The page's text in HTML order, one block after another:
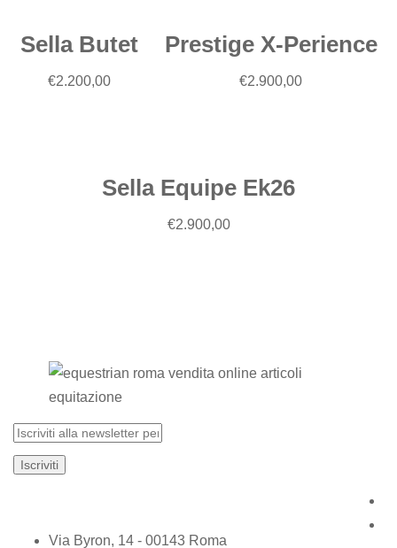
Sella Butet
€2.200,00
Prestige X-Perience
€2.900,00
Sella Equipe Ek26
€2.900,00
Via Byron, 14 - 00143 Roma